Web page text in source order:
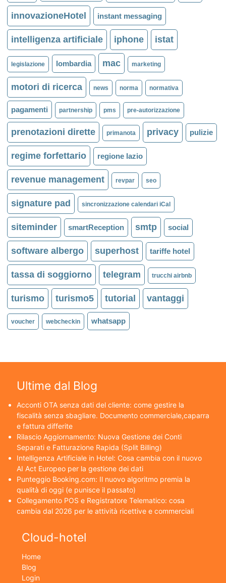
innovazioneHotel instant messaging
intelligenza artificiale iphone istat
legislazione lombardia mac marketing
motori di ricerca news norma normativa
pagamenti partnership pms pre-autorizzazione
prenotazioni dirette primanota privacy pulizie
regime forfettario regione lazio
revenue management revpar seo
signature pad sincronizzazione calendari iCal
siteminder smartReception smtp social
software albergo superhost tariffe hotel
tassa di soggiorno telegram trucchi airbnb
turismo turismo5 tutorial vantaggi
voucher webcheckin whatsapp
Ultime dal Blog
Acconti OTA senza dati del cliente: come gestire la
fiscalità senza sbagliare. Documento commerciale,caparra
e fattura differite
Rilascio Aggiornamento: Nuova Gestione dei Conti
Separati e Fatturazione Rapida (Split Billing)
Intelligenza Artificiale in Hotel: Cosa cambia con il nuovo
AI Act Europeo per la gestione dei dati
Punteggio Booking.com: Il nuovo algoritmo premia la
qualità di oggi (e punisce il passato)
Collegamento POS e Registratore Telematico: cosa
cambia dal 2026 per le attività ricettive e commerciali
Cloud-hotel
Home
Blog
Login